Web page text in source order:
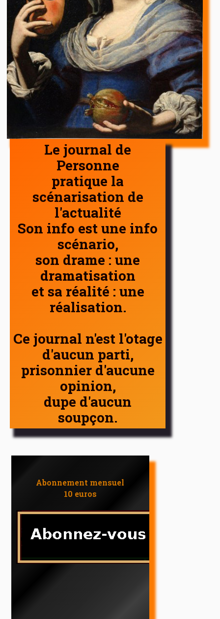
Le journal de
Personne
pratique la
scénarisation de
l'actualité
Son info est une info
scénario,
son drame : une
dramatisation
et sa réalité : une
réalisation.
Ce journal n'est l'otage
d'aucun parti,
prisonnier d'aucune
opinion,
dupe d'aucun
soupçon.
Abonnement mensuel
10 euros